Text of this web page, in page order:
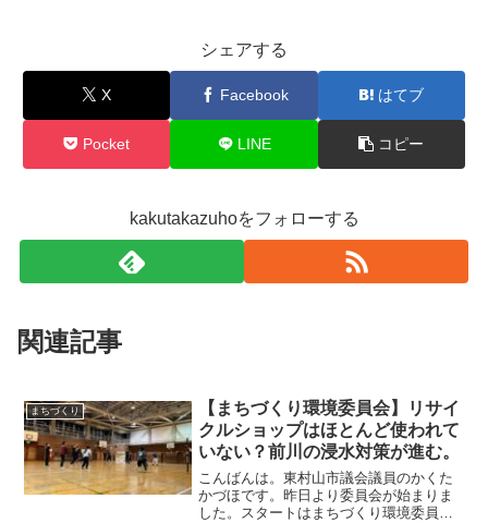
シェアする
X Facebook はてブ
Pocket LINE コピー
kakutakazuhoをフォローする
関連記事
まちづくり
【まちづくり環境委員会】リサイ
クルショップはほとんど使われて
いない？前川の浸水対策が進む。
こんばんは。東村山市議会議員のかくた
かづほです。昨日より委員会が始まりま
した。スタートはまちづくり環境委員会